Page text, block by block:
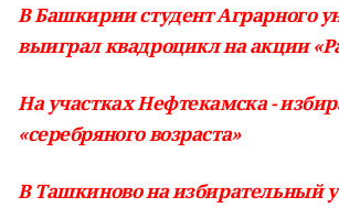
В Башкирии студент Аграрного
выиграл квадроцикл на акции
На участках Нефтекамска -
«серебряного возраста»
В Ташкиново на избирательный